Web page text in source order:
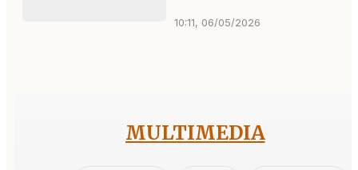
10:11, 06/05/2026
MULTIMEDIA